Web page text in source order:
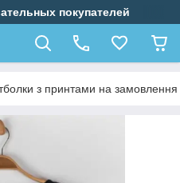
покупателей
з принтами на замовлення